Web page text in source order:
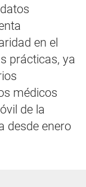
en el
prácticas, ya
médicos
de la
desde enero